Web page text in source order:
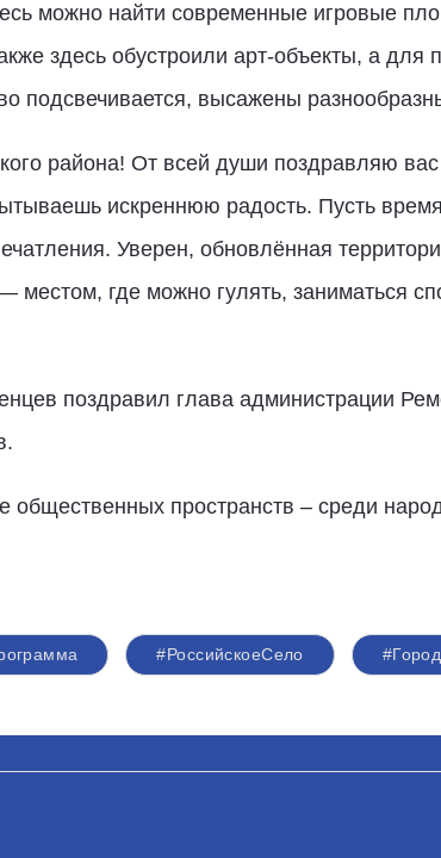
можно найти современные игровые
здесь обустроили арт‑объекты, а для
подсвечивается, высажены
района! От всей души поздравляю
искреннюю радость. Пусть
Уверен, обновлённая
местом, где можно гулять, заниматься
поздравил глава администрации
общественных пространств – среди
#РоссийскоеСело